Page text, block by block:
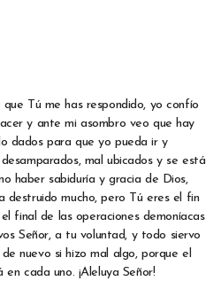
Tú me has respondido, yo confío
y ante mi asombro veo que hay
dados para que yo pueda ir y
mal ubicados y se está
haber sabiduría y gracia de Dios,
destruido mucho, pero Tú eres el fin
final de las operaciones demoníacas
Señor, a tu voluntad, y todo siervo
nuevo si hizo mal algo, porque el
cada uno. ¡Aleluya Señor!